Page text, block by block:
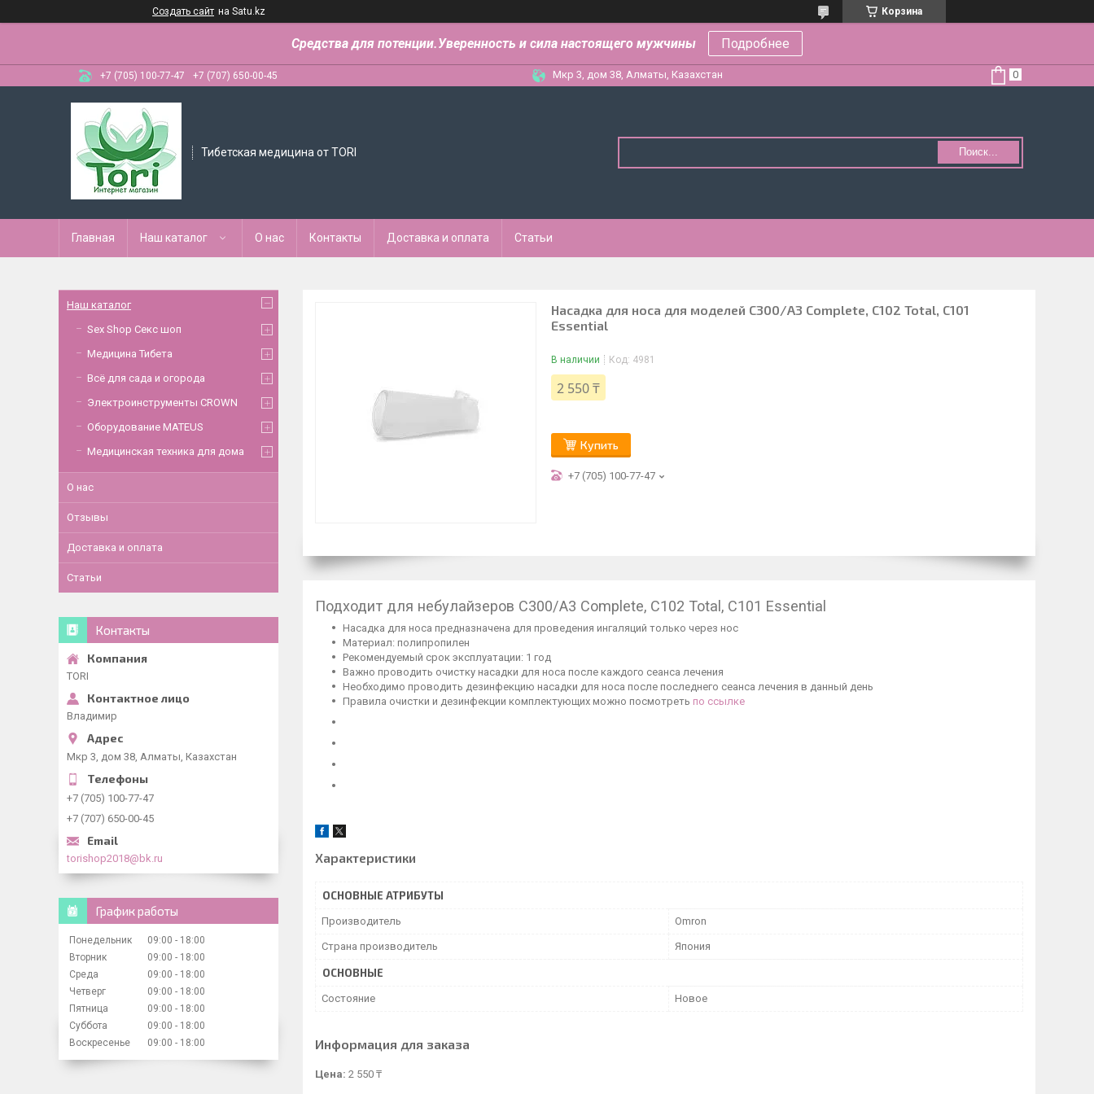
Создать сайт на Satu.kz Корзина
Средства для потенции.Уверенность и сила настоящего мужчины Подробнее
+7 (705) 100-77-47 +7 (707) 650-00-45 Мкр 3, дом 38, Алматы, Казахстан
Тибетская медицина от TORI Поиск...
Главная Наш каталог О нас Контакты Доставка и оплата Статьи
Насадка для носа для моделей С300/A3 Complete, C102 Total, C101
Essential
В наличии Код: 4981
2 550 ₸
Купить
+7 (705) 100-77-47
Подходит для небулайзеров С300/A3 Complete, C102 Total, C101 Essential
Насадка для носа предназначена для проведения ингаляций только через нос
Материал: полипропилен
Рекомендуемый срок эксплуатации: 1 год
Важно проводить очистку насадки для носа после каждого сеанса лечения
Необходимо проводить дезинфекцию насадки для носа после последнего сеанса лечения в данный день
Правила очистки и дезинфекции комплектующих можно посмотреть по ссылке
Характеристики
ОСНОВНЫЕ АТРИБУТЫ
Производитель Omron
Страна производитель Япония
ОСНОВНЫЕ
Состояние Новое
Информация для заказа
Цена: 2 550 ₸
Наш каталог
Sex Shop Секс шоп
Медицина Тибета
Всё для сада и огорода
Электроинструменты CROWN
Оборудование MATEUS
Медицинская техника для дома
О нас
Отзывы
Доставка и оплата
Статьи
Контакты
TORI
Владимир
Мкр 3, дом 38, Алматы, Казахстан
+7 (705) 100-77-47
+7 (707) 650-00-45
torishop2018@bk.ru
График работы
Понедельник 09:00
18:00
Вторник
09:00
18:00
Среда
09:00
18:00
Четверг
09:00
18:00
Пятница
09:00
18:00
Суббота
09:00
18:00
Воскресенье
09:00 18:00